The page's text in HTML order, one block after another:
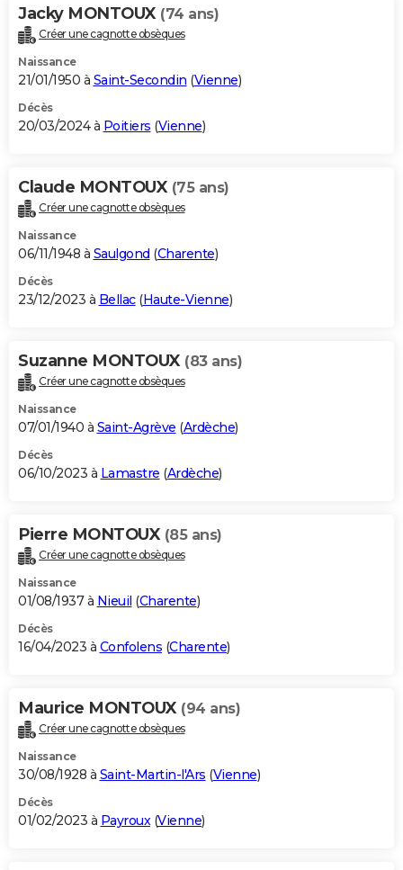
Jacky MONTOUX (74 ans)
Créer une cagnotte obsèques
Naissance
21/01/1950 à Saint-Secondin (Vienne)
Décès
20/03/2024 à Poitiers (Vienne)
Claude MONTOUX (75 ans)
Créer une cagnotte obsèques
Naissance
06/11/1948 à Saulgond (Charente)
Décès
23/12/2023 à Bellac(Haute-Vienne)
Suzanne MONTOUX (83 ans)
Créer une cagnotte obsèques
Naissance
07/01/1940 à Saint-Agrève (Ardèche)
Décès
06/10/2023 à Lamastre (Ardèche)
Pierre MONTOUX (85 ans)
Créer une cagnotte obsèques
Naissance
01/08/1937 à Nieuil (Charente)
Décès
16/04/2023 à Confolens (Charente)
Maurice MONTOUX (94 ans)
Créer une cagnotte obsèques
Naissance
30/08/1928 à Saint-Martin-l'Ars (Vienne)
Décès
01/02/2023 à Payroux(Vienne)